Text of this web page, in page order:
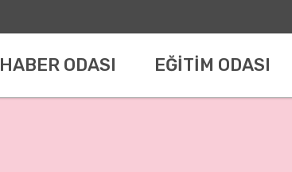
HABER ODASI EĞİTİM ODASI